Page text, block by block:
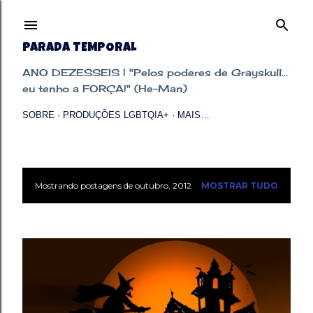
PARADA TEMPORAL
ANO DEZESSEIS | "Pelos poderes de Grayskull...
eu tenho a FORÇA!" (He-Man)
SOBRE PRODUÇÕES LGBTQIA+ MAIS…
PMostrando postagens de outubro, 2012 MOSTRAR TUDO